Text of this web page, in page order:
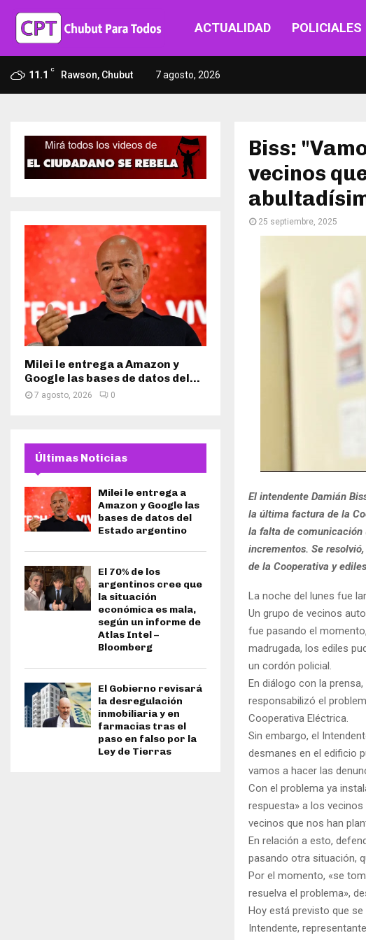
ACTUALIDAD POLICIALES
11.1 C Rawson, Chubut 7 agosto, 2026
Biss:
vecinos
25 septiembre, 2025
El intendente Damián
la última factura de la
la falta de comunicación
incrementos. Se
de la Cooperativa y
La noche del lunes fue
Un grupo de vecinos
fue pasando el
madrugada, los ediles
un cordón policial.
En diálogo con la
responsabilizó el
Cooperativa Eléctrica.
Sin embargo, el
desmanes en el edificio
vamos a hacer las
Con el problema ya
respuesta» a los
vecinos que nos han
En relación a esto,
pasando otra situación,
Por el momento, «se
resuelva el problema»,
Hoy está previsto que
Intendente,
Milei le entrega a Amazon y
Google las bases de datos del...
7 agosto, 2026 0
Últimas Noticias
Milei le entrega a
Amazon y Google las
bases de datos del
Estado argentino
El 70% de los
argentinos cree que
la situación
económica es mala,
según un informe de
Atlas Intel –
Bloomberg
El Gobierno revisará
la desregulación
inmobiliaria y en
farmacias tras el
paso en falso por la
Ley de Tierras